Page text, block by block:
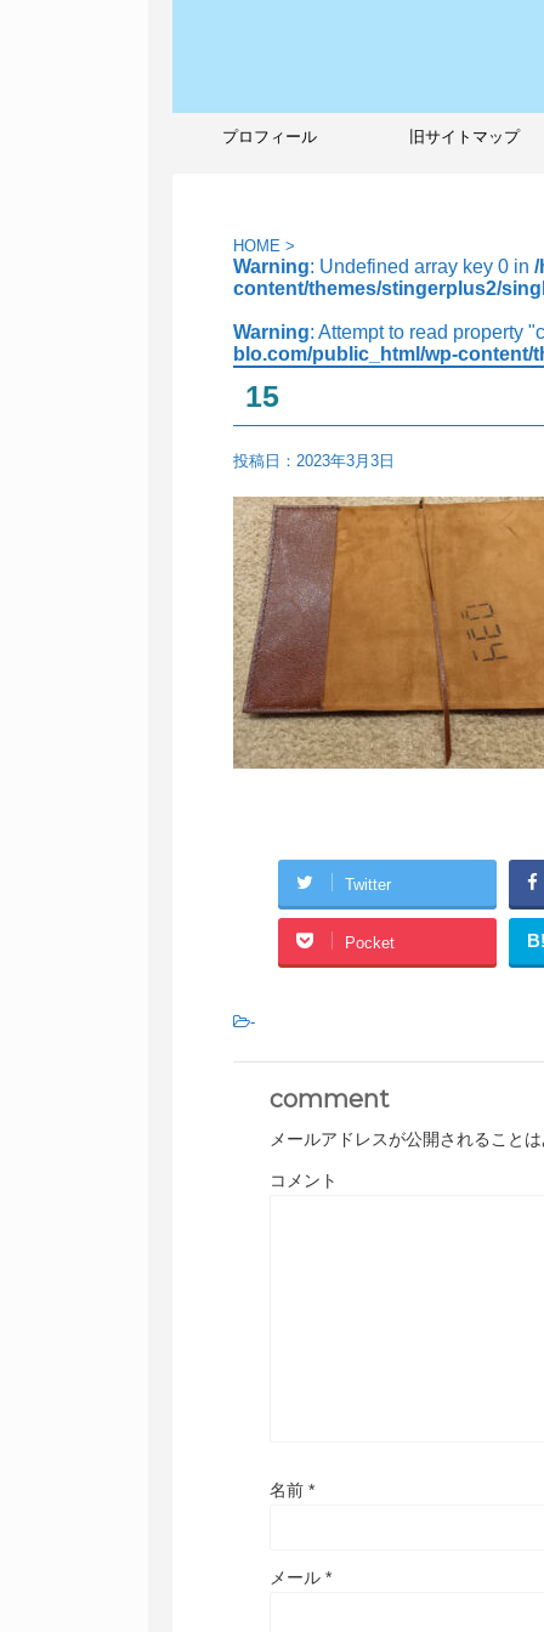
プロフィール 旧サイトマップ
HOME >
Warning: Undefined array key 0 in /
content/themes/stingerplus2/
Warning: Attempt to read property
blo.com/public_html/wp-
15
投稿日： 2023年3月3日
Twitter
Pocket
-
comment
メールアドレスが公開されること
コメント
名前 *
メール *